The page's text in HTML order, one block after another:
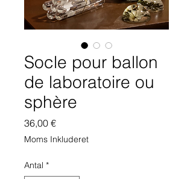
Socle pour ballon
de laboratoire ou
sphère
36,00 €Pris
Moms Inkluderet
Antal *